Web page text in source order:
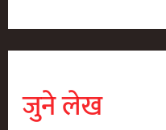
जुने लेख